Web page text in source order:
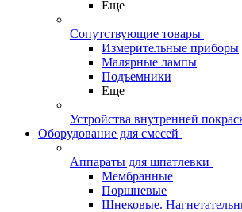
Еще
Сопутствующие товары
Измерительные приборы
Малярные лампы
Подъемники
Еще
Устройства внутренней
Оборудование для смесей
Аппараты для шпатлевки
Мембранные
Поршневые
Шнековые.